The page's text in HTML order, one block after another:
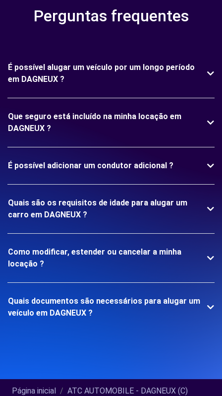
Perguntas frequentes
É possível alugar um veículo por um longo período
em DAGNEUX ?
Que seguro está incluído na minha locação em
DAGNEUX ?
É possível adicionar um condutor adicional ?
Quais são os requisitos de idade para alugar um
carro em DAGNEUX ?
Como modificar, estender ou cancelar a minha
locação ?
Quais documentos são necessários para alugar um
veículo em DAGNEUX ?
Página inicial ATC AUTOMOBILE - DAGNEUX (C)